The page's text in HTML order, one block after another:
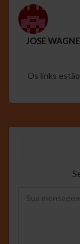
JOSE
Os links